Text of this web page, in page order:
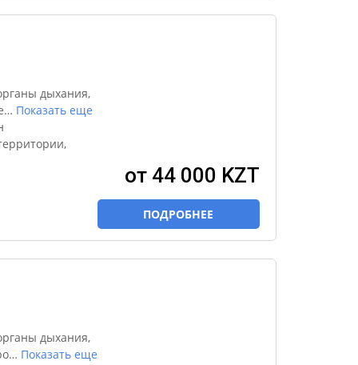
дыхания,
… Показать еще
от 44 000 KZT
ПОДРОБНЕЕ
дыхания,
… Показать еще